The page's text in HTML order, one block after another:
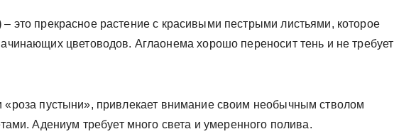
– это прекрасное растение с красивыми пестрыми листьями, которое
цветоводов. Аглаонема хорошо переносит тень и не требует
«роза пустыни», привлекает внимание своим необычным стволом
Адениум требует много света и умеренного полива.